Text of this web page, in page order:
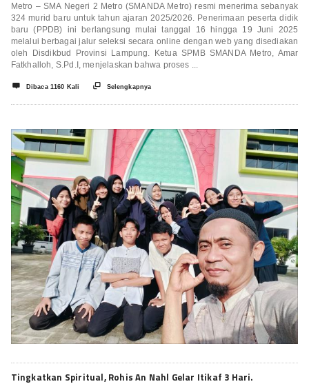
Metro – SMA Negeri 2 Metro (SMANDA Metro) resmi menerima sebanyak
324 murid baru untuk tahun ajaran 2025/2026. Penerimaan peserta didik
baru (PPDB) ini berlangsung mulai tanggal 16 hingga 19 Juni 2025
melalui berbagai jalur seleksi secara online dengan web yang disediakan
oleh Disdikbud Provinsi Lampung. Ketua SPMB SMANDA Metro, Amar
Fatkhalloh, S.Pd.I, menjelaskan bahwa proses ...
 Dibaca 1160 Kali  Selengkapnya
Tingkatkan Spiritual, Rohis An Nahl Gelar Itikaf 3 Hari.